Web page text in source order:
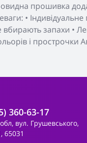
прошивка
•
запахи •
і
360-63-17
вул. Грушевського,
65031